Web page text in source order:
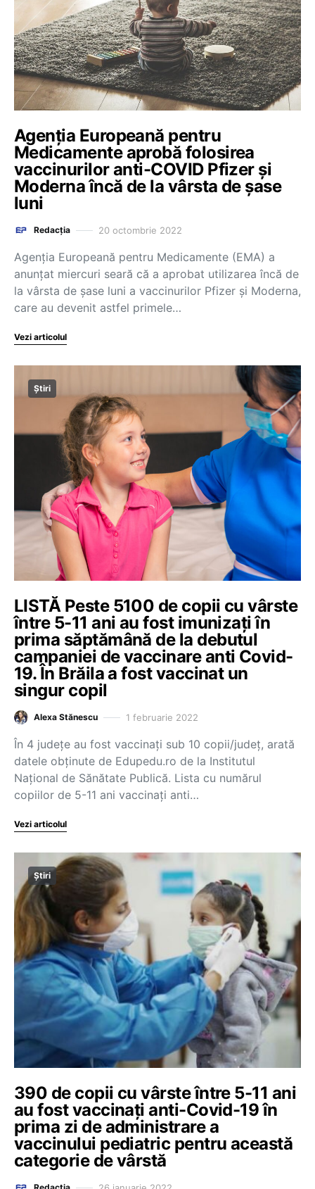
Agenţia Europeană pentru
Medicamente aprobă folosirea
vaccinurilor anti-COVID Pfizer și
Moderna încă de la vârsta de șase
luni
Redacția 20 octombrie 2022
Agenţia Europeană pentru Medicamente (EMA) a
anunţat miercuri seară că a aprobat utilizarea încă de
la vârsta de şase luni a vaccinurilor Pfizer şi Moderna,
care au devenit astfel primele…
Vezi articolul
Știri
LISTĂ Peste 5100 de copii cu vârste
între 5-11 ani au fost imunizați în
prima săptămână de la debutul
campaniei de vaccinare anti Covid-
19. În Brăila a fost vaccinat un
singur copil
Alexa Stănescu 1 februarie 2022
În 4 județe au fost vaccinați sub 10 copii/județ, arată
datele obținute de Edupedu.ro de la Institutul
Național de Sănătate Publică. Lista cu numărul
copiilor de 5-11 ani vaccinați anti…
Vezi articolul
Știri
390 de copii cu vârste între 5-11 ani
au fost vaccinați anti-Covid-19 în
prima zi de administrare a
vaccinului pediatric pentru această
categorie de vârstă